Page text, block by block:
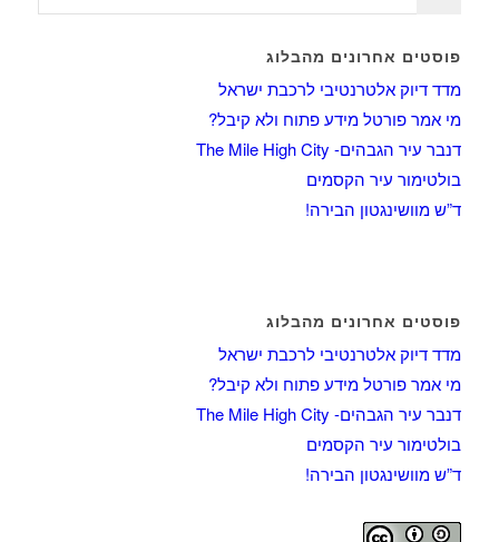
פוסטים אחרונים מהבלוג
מדד דיוק אלטרנטיבי לרכבת ישראל
מי אמר פורטל מידע פתוח ולא קיבל?
דנבר עיר הגבהים- The Mile High City
בולטימור עיר הקסמים
ד”ש מוושינגטון הבירה!
פוסטים אחרונים מהבלוג
מדד דיוק אלטרנטיבי לרכבת ישראל
מי אמר פורטל מידע פתוח ולא קיבל?
דנבר עיר הגבהים- The Mile High City
בולטימור עיר הקסמים
ד”ש מוושינגטון הבירה!